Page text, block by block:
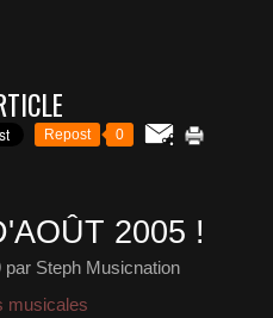
Repost 0
2005 !
par Steph Musicnation
musicales